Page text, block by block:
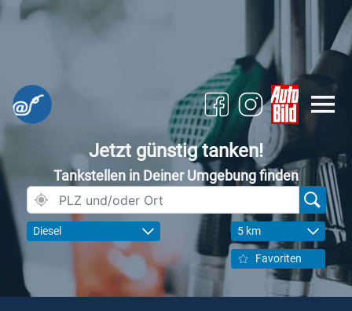
Jetzt günstig tanken!
Tankstellen in Deiner Umgebung finden
Diesel 5 km
Favoriten